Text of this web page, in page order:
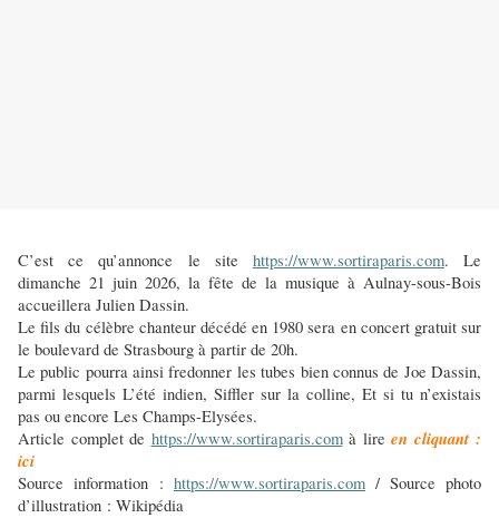
C’est ce qu’annonce le site https://www.sortiraparis.com. Le
dimanche 21 juin 2026, la fête de la musique à Aulnay-sous-Bois
accueillera Julien Dassin.
Le fils du célèbre chanteur décédé en 1980 sera en concert gratuit sur
le boulevard de Strasbourg à partir de 20h.
Le public pourra ainsi fredonner les tubes bien connus de Joe Dassin,
parmi lesquels L’été indien, Siffler sur la colline, Et si tu n’existais
pas ou encore Les Champs-Elysées.
Article complet de https://www.sortiraparis.comà lire en cliquant :
ici
Source information : https://www.sortiraparis.com / Source photo
d’illustration : Wikipédia